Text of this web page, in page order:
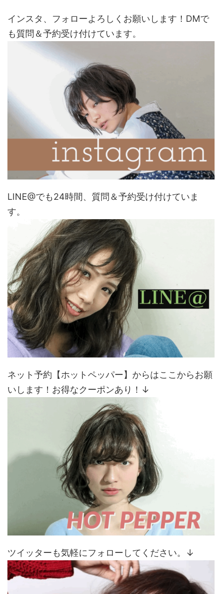
インスタ、フォローよろしくお願いします！DMで
も質問＆予約受け付けています。
LINE@でも24時間、質問＆予約受け付けていま
す。
ネット予約【ホットペッパー】からはここからお願
いします！お得なクーポンあり！↓
ツイッターも気軽にフォローしてください。↓